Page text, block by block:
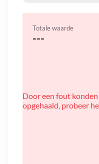
Totale waarde
---
Door een fout
opgehaald, probeer